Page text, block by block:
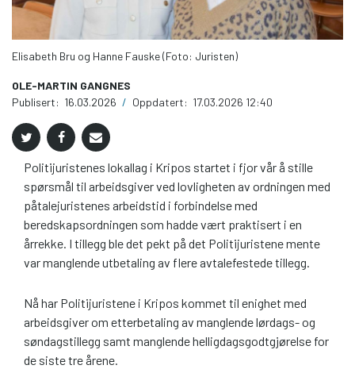
Elisabeth Bru og Hanne Fauske (Foto: Juristen)
OLE-MARTIN GANGNES
Publisert: 16.03.2026 / Oppdatert: 17.03.2026 12:40
Politijuristenes lokallag i Kripos startet i fjor vår å stille
spørsmål til arbeidsgiver ved lovligheten av ordningen med
påtalejuristenes arbeidstid i forbindelse med
beredskapsordningen som hadde vært praktisert i en
årrekke. I tillegg ble det pekt på det Politijuristene mente
var manglende utbetaling av flere avtalefestede tillegg.
Nå har Politijuristene i Kripos kommet til enighet med
arbeidsgiver om etterbetaling av manglende lørdags- og
søndagstillegg samt manglende helligdagsgodtgjørelse for
de siste tre årene.